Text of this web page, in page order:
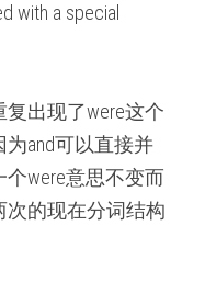
with a special
出现了were这个
and可以直接并
were意思不变而
次的现在分词结构